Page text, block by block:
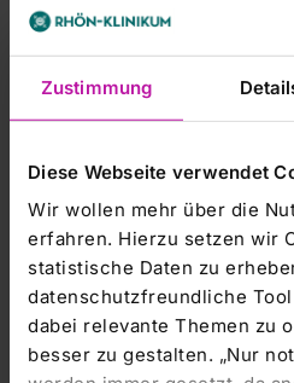
Zustimmung
Diese Webseite verwendet
Wir wollen mehr über die
erfahren. Hierzu setzen wir
statistische Daten zu
datenschutzfreundliche
dabei relevante Themen zu
besser zu gestalten. „Nur
Übernahmeprämie
Kurszielanhebung geführt.
Mit der Einstufung 'Kaufen' sagt
Wert für die kommenden
zwölf Monate einen Kursanstieg
voraus./ck/tih/fat